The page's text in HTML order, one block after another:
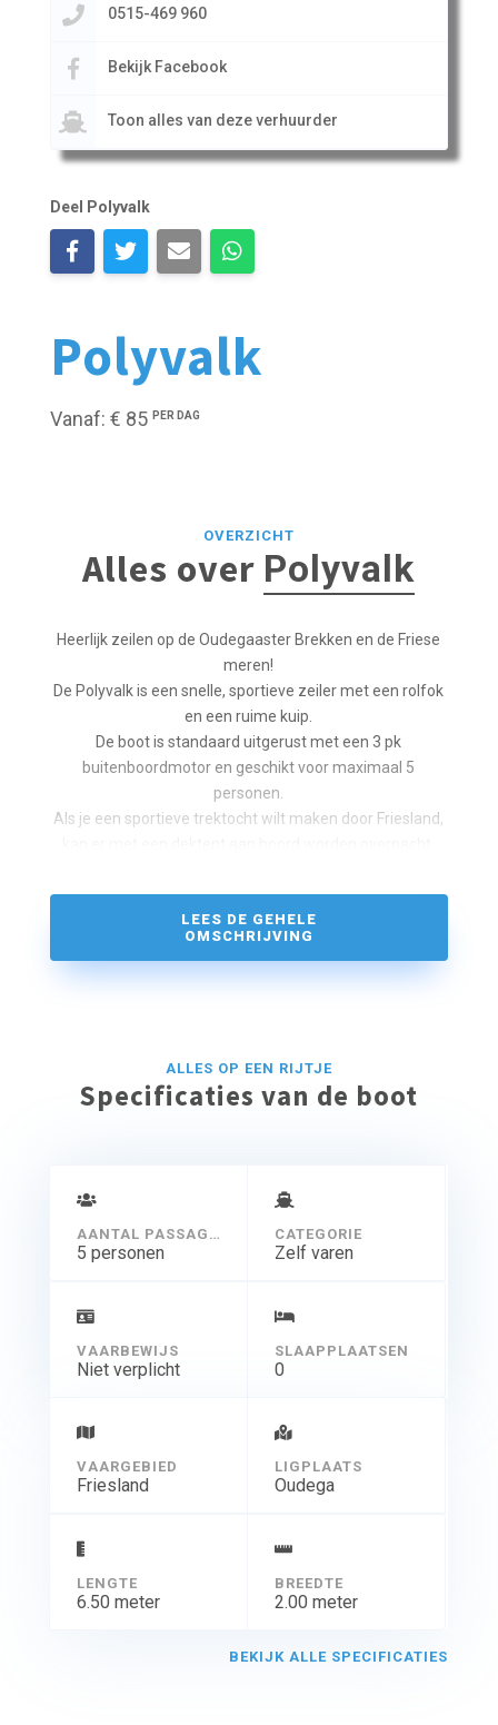
Polyvalk
Vanaf: € 85 PER DAG
0515-469 960
Bekijk Facebook
Toon alles van deze verhuurder
Deel Polyvalk
OVERZICHT
Alles over Polyvalk
Heerlijk zeilen op de Oudegaaster Brekken en de Friese
meren!
De Polyvalk is een snelle, sportieve zeiler met een rolfok
en een ruime kuip.
De boot is standaard uitgerust met een 3 pk
buitenboordmotor en geschikt voor maximaal 5
personen.
Als je een sportieve trektocht wilt maken door Friesland,
4 pk buitenboordmotor
LEES DE GEHELE
OMSCHRIJVING
ALLES OP EEN RIJTJE
Specificaties van de boot
AANTAL PASSAGIERS
5 personen
CATEGORIE
Zelf varen
VAARBEWIJS
Niet verplicht
SLAAPPLAATSEN
0
VAARGEBIED
Friesland
LIGPLAATS
Oudega
LENGTE
6.50 meter
BREEDTE
2.00 meter
BEKIJK ALLE SPECIFICATIES